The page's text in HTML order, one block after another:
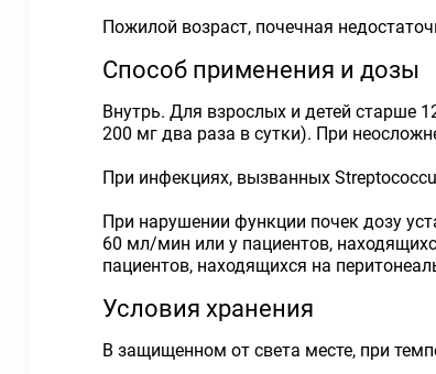
Пожилой возраст, почечная
Способ применения и дозы
Внутрь. Для взрослых и детей старше
200 мг два раза в сутки). При
При инфекциях, вызванных
При нарушении функции почек дозу
60 мл/мин или у пациентов,
пациентов, находящихся на
Условия хранения
В защищенном от света месте, при